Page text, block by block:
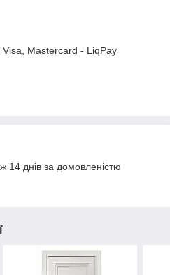
Mastercard - LiqPay
14 днів за домовленістю